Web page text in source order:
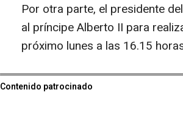
Por otra parte, el presidente
al príncipe Alberto II para
próximo lunes a las 16.15
Contenido patrocinado